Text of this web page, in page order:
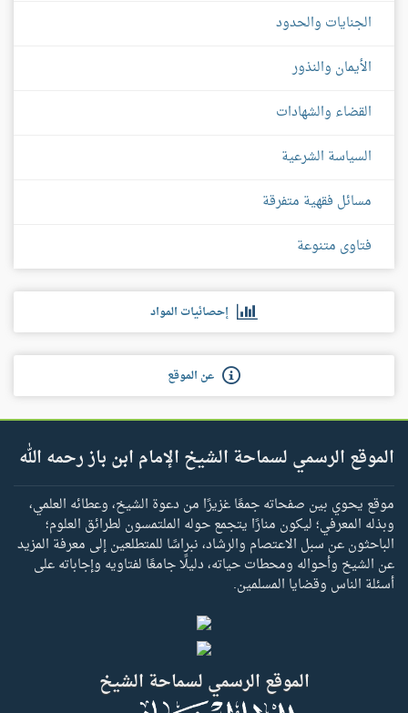
الجنايات والحدود
الأيمان والنذور
القضاء والشهادات
السياسة الشرعية
مسائل فقهية متفرقة
فتاوى متنوعة
إحصائيات المواد
عن الموقع
الموقع الرسمي لسماحة الشيخ الإمام ابن باز رحمه الله
موقع يحوي بين صفحاته جمعًا غزيرًا من دعوة الشيخ، وعطائه العلمي،
وبذله المعرفي؛ ليكون منارًا يتجمع حوله الملتمسون لطرائق العلوم؛
الباحثون عن سبل الاعتصام والرشاد، نبراسًا للمتطلعين إلى معرفة المزيد
عن الشيخ وأحواله ومحطات حياته، دليلًا جامعًا لفتاويه وإجاباته على
أسئلة الناس وقضايا المسلمين.
الموقع الرسمي لسماحة الشيخ